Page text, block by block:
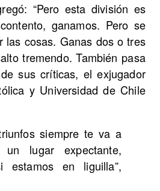
“Pero esta división es
ganamos. Pero se
las cosas. Ganas dos o tres
tremendo. También pasa
sus críticas, el exjugador
y Universidad de Chile
siempre te va a
lugar expectante,
estamos en liguilla”,